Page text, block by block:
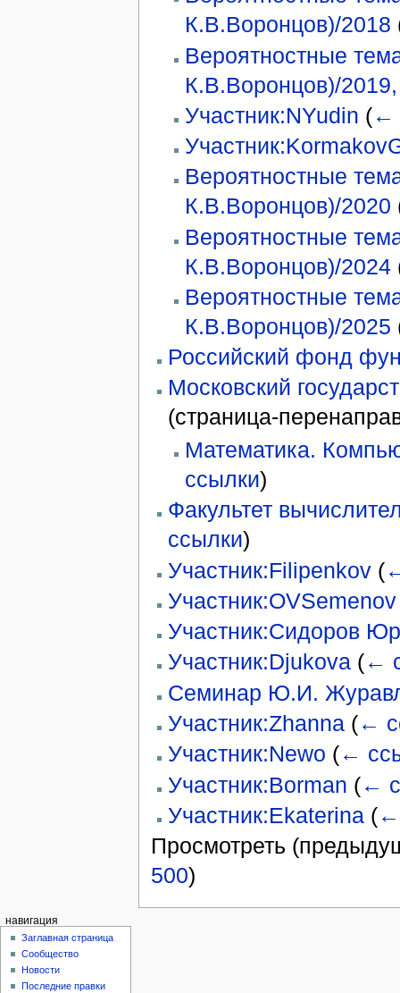
К.В.Воронцов)/2018
Вероятностные
К.В.Воронцов)/
Участник:NYudin (←
Вероятностные
К.В.Воронцов)/2020
Вероятностные
К.В.Воронцов)/2024
Вероятностные
К.В.Воронцов)/2025
Российский фонд
Московский
(страница-
Математика.
ссылки)
Факультет
ссылки)
Участник:Filipenkov (
Участник:OVSemenov
Участник:Сидоров
Участник:Djukova (←
Семинар Ю.И.
Участник:Zhanna (←
Участник:Newo (←
Участник:Borman (←
Участник:Ekaterina (←
Просмотреть
500)
навигация
Заглавная страница
Сообщество
Новости
Последние правки